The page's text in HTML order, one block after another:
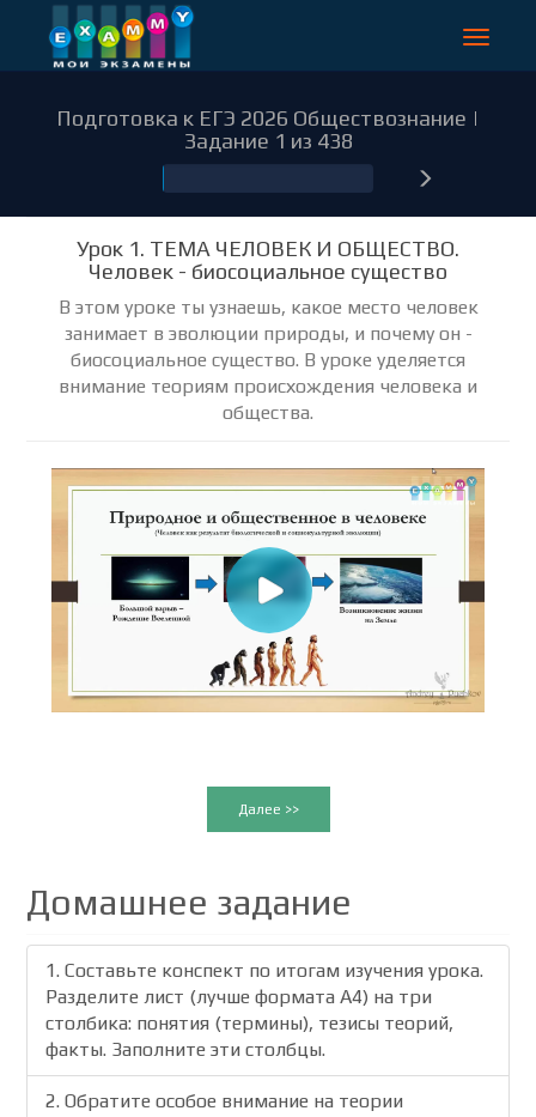
Toggle
Подготовка к ЕГЭ 2026 Обществознание |
Задание 1 из 438
Урок 1. ТЕМА ЧЕЛОВЕК И ОБЩЕСТВО.
Человек - биосоциальное существо
В этом уроке ты узнаешь, какое место человек
занимает в эволюции природы, и почему он -
биосоциальное существо. В уроке уделяется
внимание теориям происхождения человека и
общества.
Далее >>
Домашнее задание
1. Составьте конспект по итогам изучения урока.
Разделите лист (лучше формата А4) на три
столбика: понятия (термины), тезисы теорий,
факты. Заполните эти столбцы.
2. Обратите особое внимание на теории